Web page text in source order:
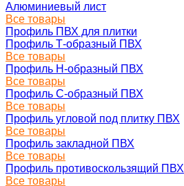
Алюминиевый лист
Все товары
Профиль ПВХ для плитки
Профиль Т-образный ПВХ
Все товары
Профиль H-образный ПВХ
Все товары
Профиль C-образный ПВХ
Все товары
Профиль угловой под плитку ПВХ
Все товары
Профиль закладной ПВХ
Все товары
Профиль противоскользящий ПВХ
Все товары